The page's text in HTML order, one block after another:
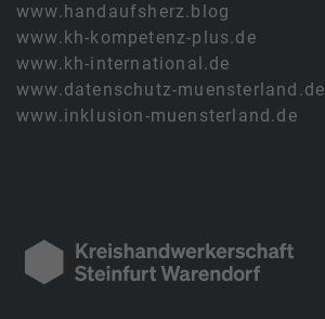
www.handaufsherz.blog
www.kh-kompetenz-plus.de
www.kh-international.de
www.datenschutz-muensterland.de
www.inklusion-muensterland.de